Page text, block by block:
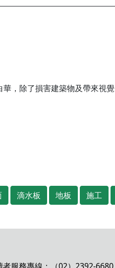
，除了損害建築物及帶來視覺
滴水板 地板 施工